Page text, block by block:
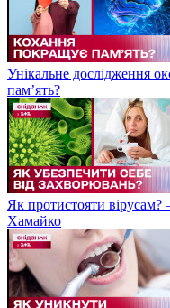
Унікальне дослідження
пам’ять?
Як протистояти
Хамайко